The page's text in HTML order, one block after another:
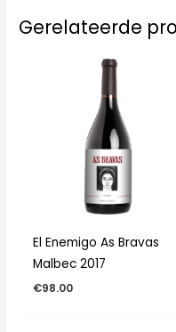
Gerelateerde
El Enemigo As Bravas
Malbec 2017
€98.00